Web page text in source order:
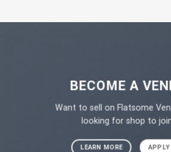
BECOME A
Want to sell on Flatsome
looking for shop to
LEARN MORE APPLY